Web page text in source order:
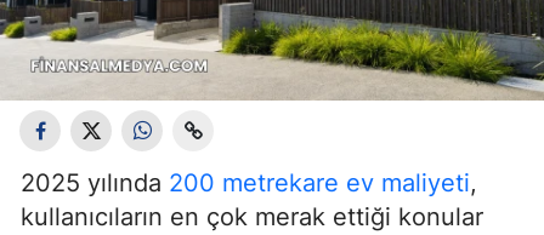
2025 yılında 200 metrekare ev maliyeti,
kullanıcıların en çok merak ettiği konular